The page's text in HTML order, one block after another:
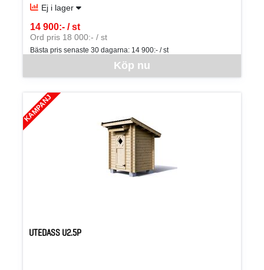
Ej i lager
Köp nu
14 900:- / st
SEK per ST
Ord pris 18 000:- / st
Bästa pris senaste 30 dagarna: 14 900:- / st
KAMPANJ
UTEDASS U2.5P